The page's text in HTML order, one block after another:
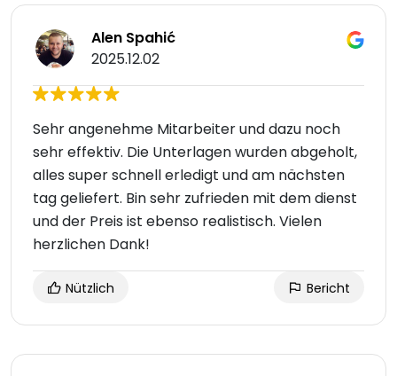
Alen Spahić
2025.12.02
Sehr angenehme Mitarbeiter und dazu noch
sehr effektiv. Die Unterlagen wurden abgeholt,
alles super schnell erledigt und am nächsten
tag geliefert. Bin sehr zufrieden mit dem dienst
und der Preis ist ebenso realistisch. Vielen
herzlichen Dank!
Nützlich Bericht